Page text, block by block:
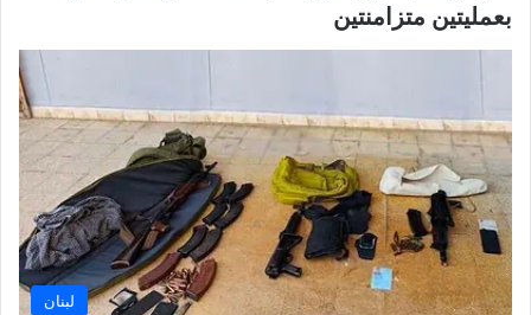
بعمليتين متزامنتين
لبنان